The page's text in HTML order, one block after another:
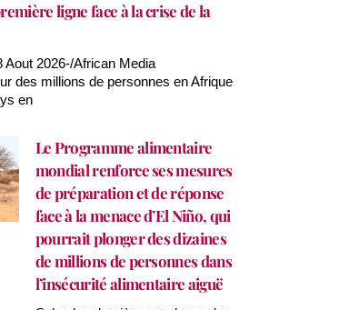
ligne face à la crise de la
Aout 2026-/African Media
des millions de personnes en Afrique
en
Le Programme alimentaire
mondial renforce ses mesures
de préparation et de réponse
face à la menace d’El Niño, qui
pourrait plonger des dizaines
de millions de personnes dans
l’insécurité alimentaire aiguë